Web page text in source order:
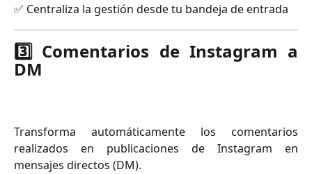
✅ Centraliza la gestión desde tu bandeja de entrada
3️⃣ Comentarios de Instagram a
DM
Transforma automáticamente los comentarios
realizados en publicaciones de Instagram en
mensajes directos (DM).